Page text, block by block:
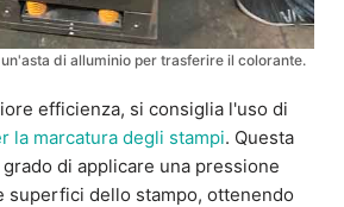
di alluminio per trasferire il colorante.
efficienza, si consiglia l'uso di
la marcatura degli stampi. Questa
di applicare una pressione
superfici dello stampo, ottenendo